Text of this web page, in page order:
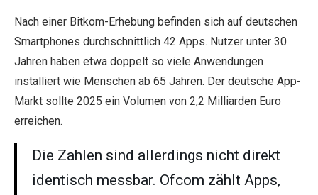
Nach einer Bitkom-Erhebung befinden sich auf deutschen
Smartphones durchschnittlich 42 Apps. Nutzer unter 30
Jahren haben etwa doppelt so viele Anwendungen
installiert wie Menschen ab 65 Jahren. Der deutsche App-
Markt sollte 2025 ein Volumen von 2,2 Milliarden Euro
erreichen.
Die Zahlen sind allerdings nicht direkt
identisch messbar. Ofcom zählt Apps,